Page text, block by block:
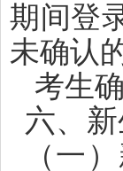
期间登
未确认
考生
六、新
（一